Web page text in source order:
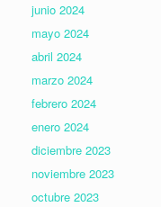
junio 2024
mayo 2024
abril 2024
marzo 2024
febrero 2024
enero 2024
diciembre 2023
noviembre 2023
octubre 2023